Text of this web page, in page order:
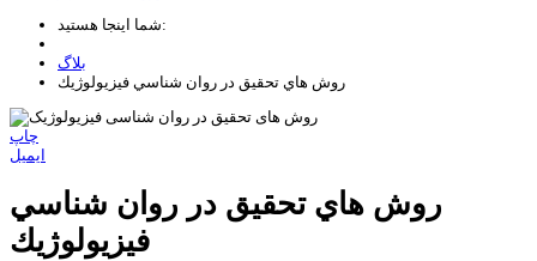
شما اینجا هستید:
بلاگ
روش هاي تحقيق در روان شناسي فيزيولوژيك
چاپ
ایمیل
روش هاي تحقيق در روان شناسي
فيزيولوژيك